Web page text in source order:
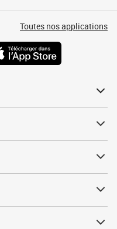
Toutes nos applications